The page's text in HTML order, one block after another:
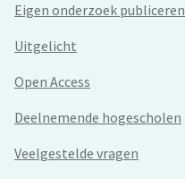
Eigen onderzoek publiceren
Uitgelicht
Open Access
Deelnemende hogescholen
Veelgestelde vragen